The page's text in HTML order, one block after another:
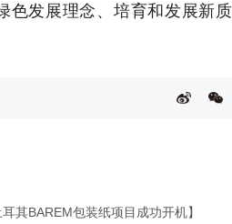
色发展理念、培育和发展新质
其BAREM包装纸项目成功开机】